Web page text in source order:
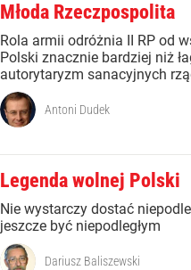
Młoda Rzeczpospolita
Rola armii odróżnia II RP od
Polski znacznie bardziej niż
autorytaryzm sanacyjnych
Antoni Dudek
Legenda wolnej Polski
Nie wystarczy dostać
jeszcze być niepodległym
Dariusz Baliszewski